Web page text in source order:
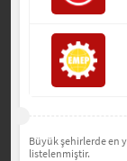
Büyük şehirlerde en
listelenmiştir.